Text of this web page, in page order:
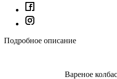
Подробное описание
Вареное